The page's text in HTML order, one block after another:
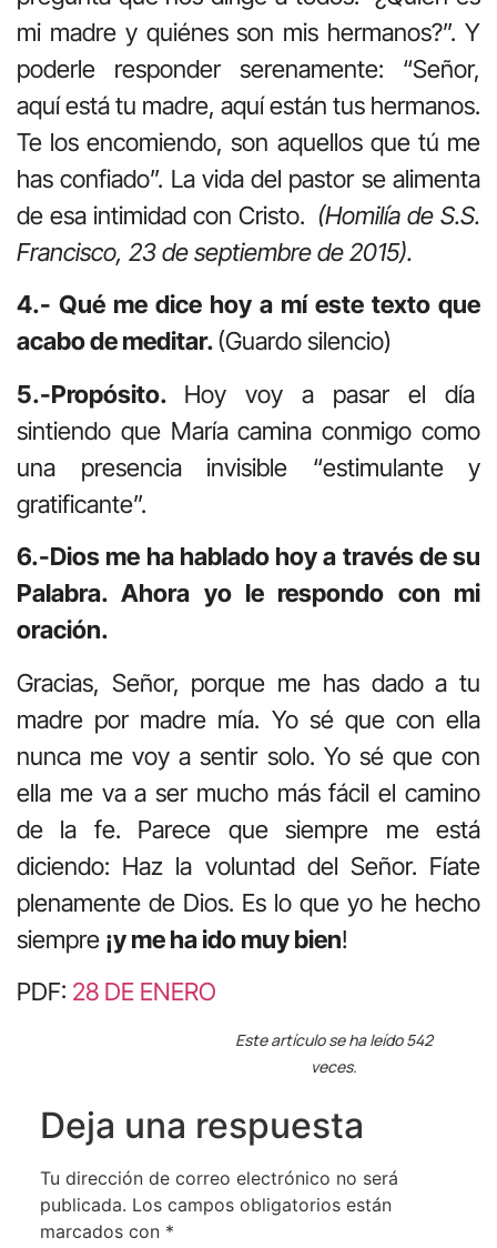
mi madre y quiénes son mis hermanos?”. Y
poderle responder serenamente: “Señor,
aquí está tu madre, aquí están tus hermanos.
Te los encomiendo, son aquellos que tú me
has confiado”. La vida del pastor se alimenta
de esa intimidad con Cristo. (Homilía de S.S.
Francisco, 23 de septiembre de 2015).
4.- Qué me dice hoy a mí este texto que
acabo de meditar.(Guardo silencio)
5.-Propósito. Hoy voy a pasar el día
sintiendo que María camina conmigo como
una presencia invisible “estimulante y
gratificante”.
6.-Dios me ha hablado hoy a través de su
Palabra. Ahora yo le respondo con mi
oración.
Gracias, Señor, porque me has dado a tu
madre por madre mía. Yo sé que con ella
nunca me voy a sentir solo. Yo sé que con
ella me va a ser mucho más fácil el camino
de la fe. Parece que siempre me está
diciendo: Haz la voluntad del Señor. Fíate
plenamente de Dios. Es lo que yo he hecho
siempre ¡y me ha ido muy bien!
PDF: 28 DE ENERO
Este artículo se ha leído 542
veces.
Deja una respuesta
Tu dirección de correo electrónico no será
publicada. Los campos obligatorios están
marcados con *